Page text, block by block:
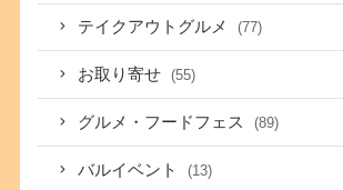
テイクアウトグルメ (77)
お取り寄せ (55)
グルメ・フードフェス (89)
バルイベント (13)